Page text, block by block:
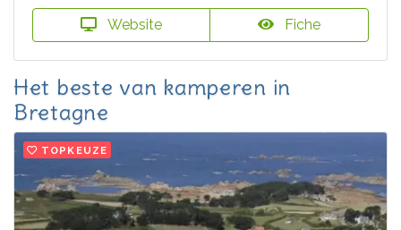
Website Fiche
Het beste van kamperen in
Bretagne
TOPKEUZE